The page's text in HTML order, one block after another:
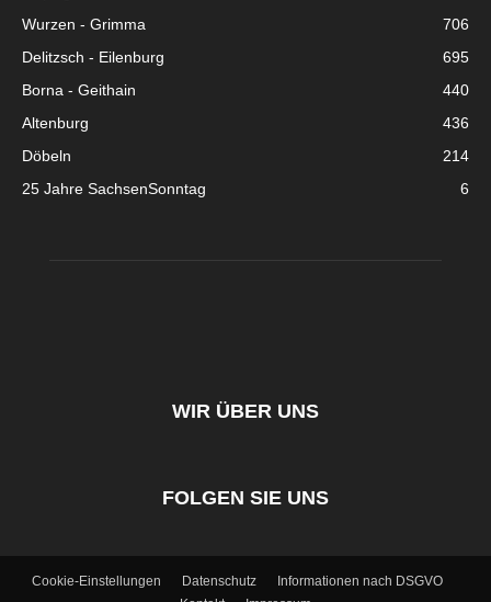
Wurzen - Grimma
706
Delitzsch - Eilenburg
695
Borna - Geithain
440
Altenburg
436
Döbeln
214
25 Jahre SachsenSonntag
6
WIR ÜBER UNS
FOLGEN SIE UNS
Cookie-Einstellungen Datenschutz
Informationen nach DSGVO